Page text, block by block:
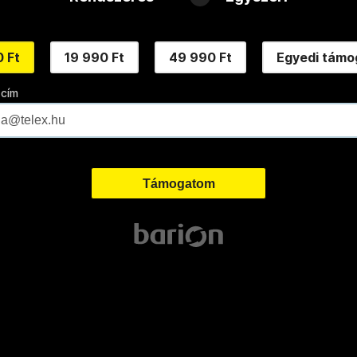
Ft 19 990 Ft 49 990 Ft Egyedi